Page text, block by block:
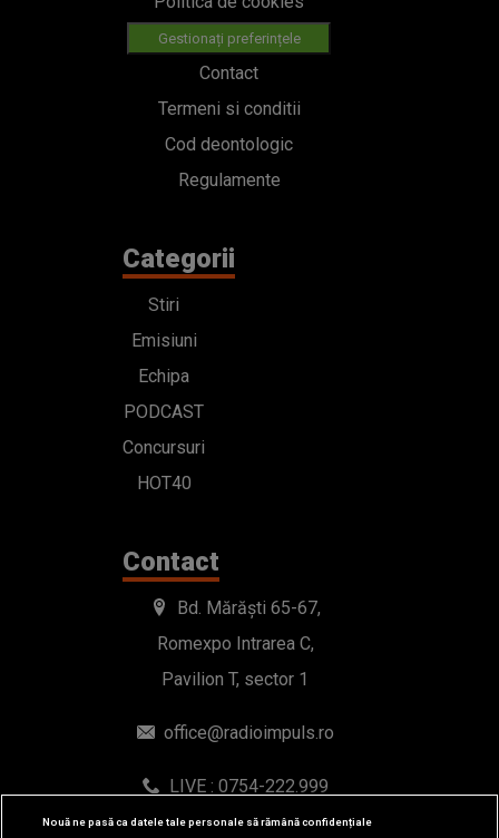
Gestionați preferințele
Contact
Termeni si conditii
Cod deontologic
Regulamente
Categorii
Stiri
Emisiuni
Echipa
PODCAST
Concursuri
HOT40
Contact
Bd. Mărăști 65-67,
Romexpo Intrarea C,
Pavilion T, sector 1
office@radioimpuls.ro
LIVE : 0754-222.999
WhatsApp: 0754-222.999
Nouă ne pasă ca datele tale personale să rămână confidențiale